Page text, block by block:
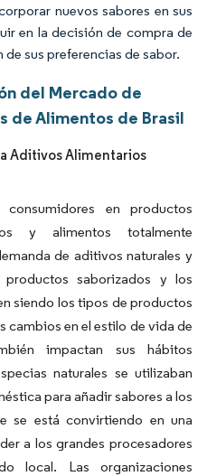
nuevos sabores en sus
en la decisión de compra de
sus preferencias de sabor.
del Mercado de
de Alimentos de Brasil
Aditivos Alimentarios
en productos
y alimentos totalmente
de aditivos naturales y
saborizados y los
siendo los tipos de productos
cambios en el estilo de vida de
impactan sus hábitos
naturales se utilizaban
para añadir sabores a los
se está convirtiendo en una
a los grandes procesadores
local. Las organizaciones